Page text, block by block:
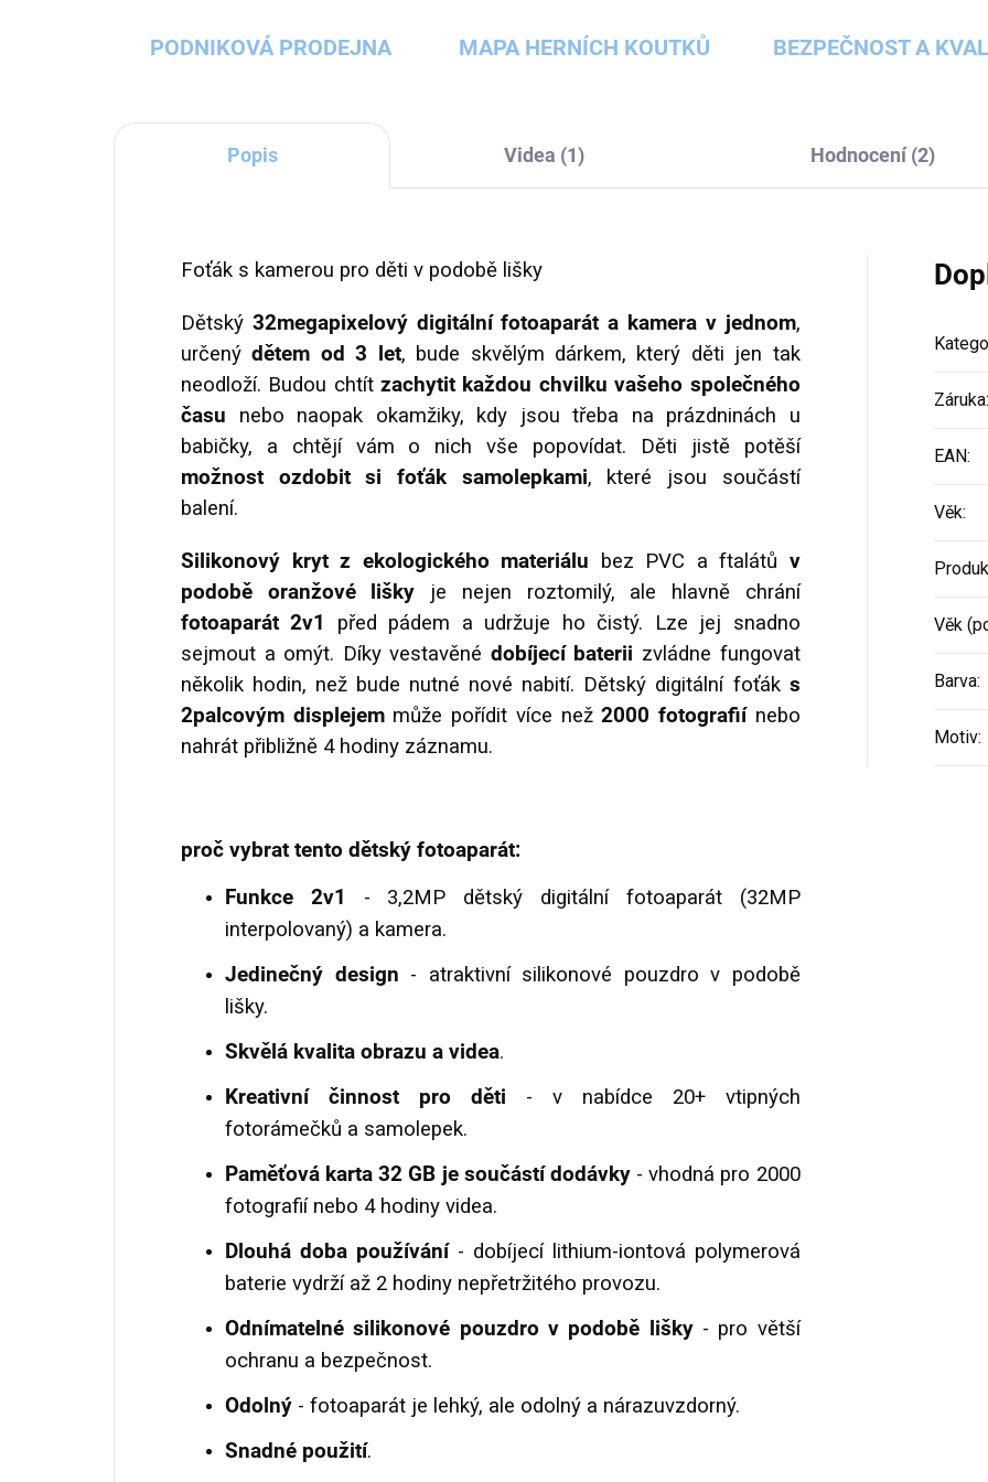
PODNIKOVÁ PRODEJNA MAPA HERNÍCH KOUTKŮ BEZPEČNOST A
Popis Videa (1) Hodnocení (2)
Foťák s kamerou pro děti v podobě lišky
Dětský 32megapixelový digitální fotoaparát a kamera v jednom,
určenýdětem od 3 let, bude skvělým dárkem, který děti jen tak
neodloží. Budou chtítzachytit každou chvilku vašeho společného
času nebo naopak okamžiky, kdy jsou třeba na prázdninách u
babičky, a chtějí vám o nich vše popovídat. Děti jistě potěší
možnost ozdobit si foťák samolepkami, které jsou součástí
balení.
Silikonový kryt z ekologického materiálu bez PVC a ftalátů v
podobě oranžové lišky je nejen roztomilý, ale hlavně chrání
fotoaparát 2v1
před pádem a udržuje ho čistý. Lze jej snadno
sejmout a omýt. Díky vestavěné dobíjecí baterii zvládne fungovat
několik hodin, než bude nutné nové nabití. Dětský digitální foťák s
2palcovým displejemmůže pořídit více než2000 fotografiínebo
nahrát přibližně 4 hodiny záznamu.
proč vybrat tento dětský fotoaparát:
Funkce 2v1
- 3,2MP dětský digitální fotoaparát (32MP
interpolovaný) a kamera.
Jedinečný design - atraktivní silikonové pouzdro v podobě
lišky.
Skvělá kvalita obrazu a videa.
Kreativní činnost pro děti - v nabídce 20+ vtipných
fotorámečků a samolepek.
Paměťová karta 32 GB je součástí dodávky- vhodná pro 2000
fotografií nebo 4 hodiny videa.
Dlouhá doba používání- dobíjecí lithium-iontová polymerová
baterie vydrží až 2 hodiny nepřetržitého provozu.
Odnímatelné silikonové pouzdro v podobě lišky- pro větší
ochranu a bezpečnost.
Odolný - fotoaparát je lehký, ale odolný a nárazuvzdorný.
Snadné použití.
Záruka:
EAN:
Věk:
Věk
Barva:
Motiv: